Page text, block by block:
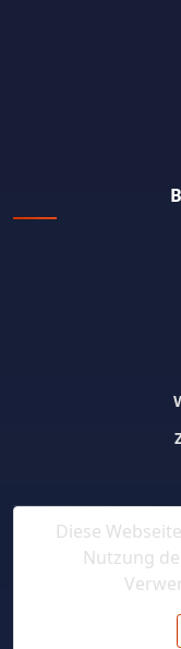
Diese
Nutzung